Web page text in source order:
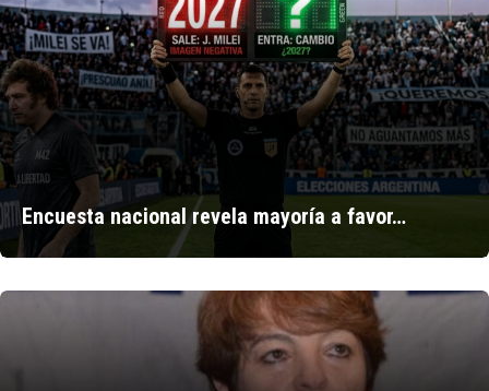
Encuesta nacional revela mayoría a favor…